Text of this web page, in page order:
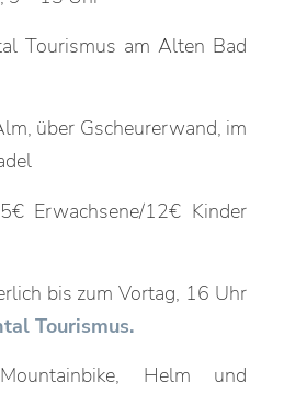
Tourismus am Alten Bad
über Gscheurerwand, im
Erwachsene/12€ Kinder
bis zum Vortag, 16 Uhr
Tourismus.
Helm und